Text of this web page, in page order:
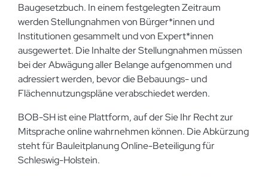
Baugesetzbuch. In einem festgelegten Zeitraum
werden Stellungnahmen von Bürger*innen und
Institutionen gesammelt und von Expert*innen
ausgewertet. Die Inhalte der Stellungnahmen müssen
bei der Abwägung aller Belange aufgenommen und
adressiert werden, bevor die Bebauungs- und
Flächennutzungspläne verabschiedet werden.
BOB-SH ist eine Plattform, auf der Sie Ihr Recht zur
Mitsprache online wahrnehmen können. Die Abkürzung
steht für Bauleitplanung Online-Beteiligung für
Schleswig-Holstein.